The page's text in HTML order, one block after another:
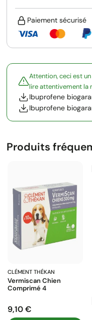
Paiement sécurisé
Attention, ceci est
lire attentivement la
Ibuprofene
Ibuprofene
Produits
CLÉMENT THÉKAN
Vermiscan Chien
Comprimé 4
Prix
9,10 €